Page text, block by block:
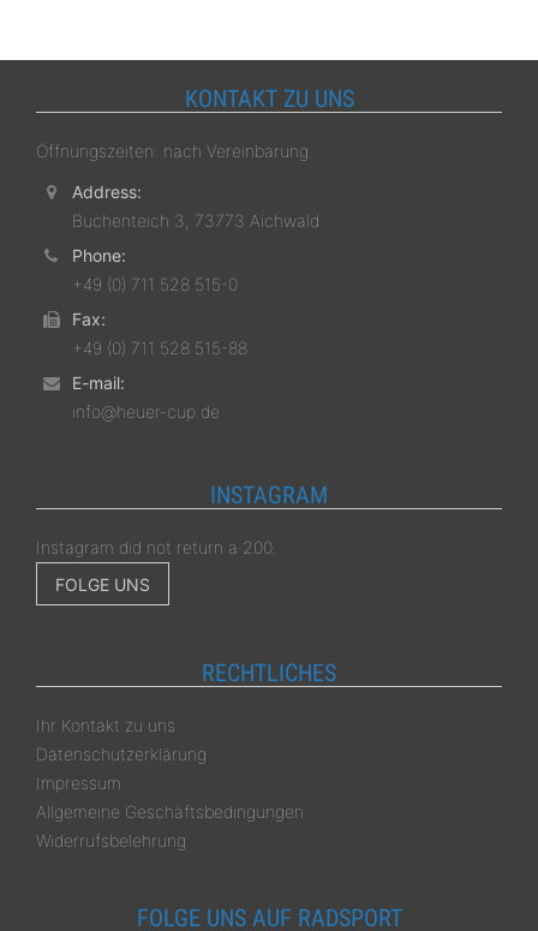
KONTAKT ZU UNS
Öffnungszeiten: nach Vereinbarung.
Address:
Buchenteich 3, 73773 Aichwald
Phone:
+49 (0) 711 528 515-0
Fax:
+49 (0) 711 528 515-88
E-mail:
info@heuer-cup.de
INSTAGRAM
Instagram did not return a 200.
FOLGE UNS
RECHTLICHES
Ihr Kontakt zu uns
Datenschutzerklärung
Impressum
Allgemeine Geschäftsbedingungen
Widerrufsbelehrung
FOLGE UNS AUF RADSPORT